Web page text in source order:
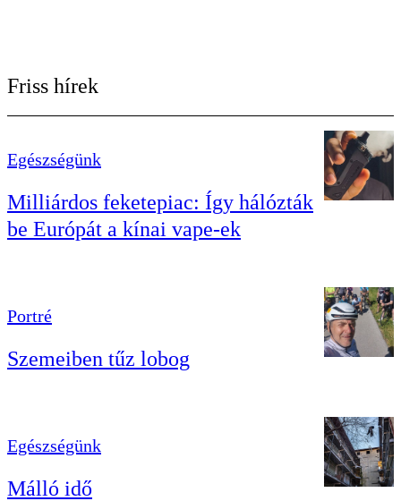
Friss hírek
Egészségünk
Milliárdos feketepiac: Így hálózták
be Európát a kínai vape-ek
Portré
Szemeiben tűz lobog
Egészségünk
Málló idő